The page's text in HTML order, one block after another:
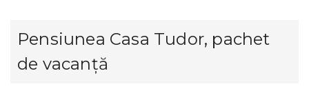
Pensiunea Casa Tudor, pachet
de vacanță